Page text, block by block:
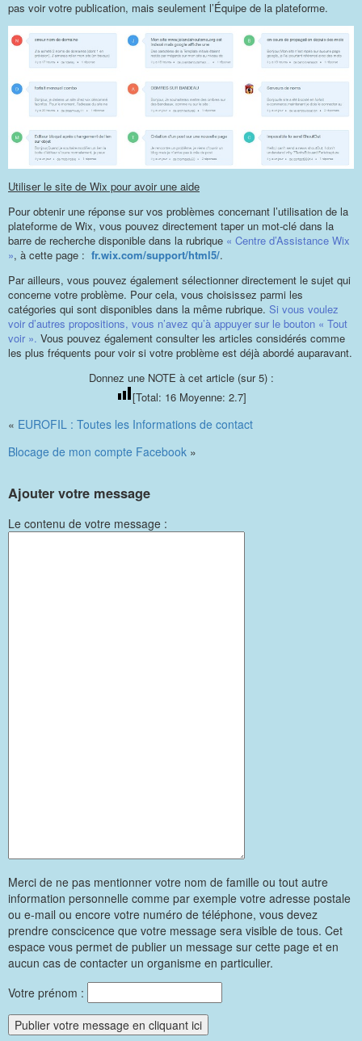
pas voir votre publication, mais seulement l’Équipe de la plateforme.
Utiliser le site de Wix pour avoir une aide
Pour obtenir une réponse sur vos problèmes concernant l’utilisation de la
plateforme de Wix, vous pouvez directement taper un mot-clé dans la
barre de recherche disponible dans la rubrique « Centre d’Assistance Wix
», à cette page : fr.wix.com/support/html5/.
Par ailleurs, vous pouvez également sélectionner directement le sujet qui
concerne votre problème. Pour cela, vous choisissez parmi les
catégories qui sont disponibles dans la même rubrique. Si vous voulez
voir d’autres propositions, vous n’avez qu’à appuyer sur le bouton « Tout
voir ». Vous pouvez également consulter les articles considérés comme
les plus fréquents pour voir si votre problème est déjà abordé auparavant.
Donnez une NOTE à cet article (sur 5) :
[Total: 16Moyenne: 2.7]
« EUROFIL : Toutes les Informations de contact
Blocage de mon compte Facebook »
Ajouter votre message
Le contenu de votre message :
Merci de ne pas mentionner votre nom de famille ou tout autre
information personnelle comme par exemple votre adresse postale
ou e-mail ou encore votre numéro de téléphone, vous devez
prendre conscicence que votre message sera visible de tous. Cet
espace vous permet de publier un message sur cette page et en
aucun cas de contacter un organisme en particulier.
Votre prénom :